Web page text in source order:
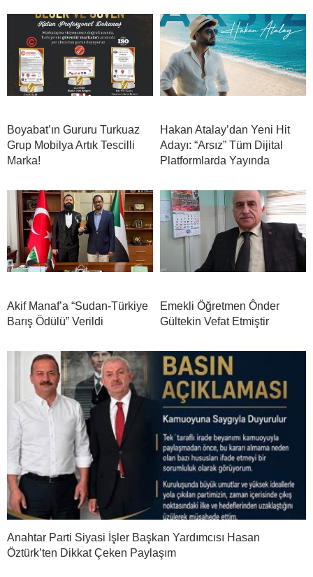
Boyabat’ın Gururu Turkuaz
Grup Mobilya Artık Tescilli
Marka!
Hakan Atalay’dan Yeni Hit
Adayı: “Arsız” Tüm Dijital
Platformlarda Yayında
Akif Manaf’a “Sudan-Türkiye
Barış Ödülü” Verildi
Emekli Öğretmen Ônder
Gültekin Vefat Etmiştir
Anahtar Parti Siyasi İşler Başkan Yardımcısı Hasan
Öztürk’ten Dikkat Çeken Paylaşım